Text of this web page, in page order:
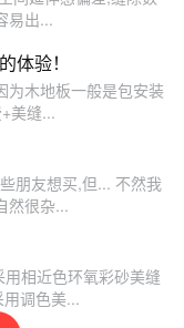
易出...
体验！
为木地板一般是包安装
美缝...
朋友想买,但... 不然我
然很杂...
相近色环氧彩砂美缝
调色美...